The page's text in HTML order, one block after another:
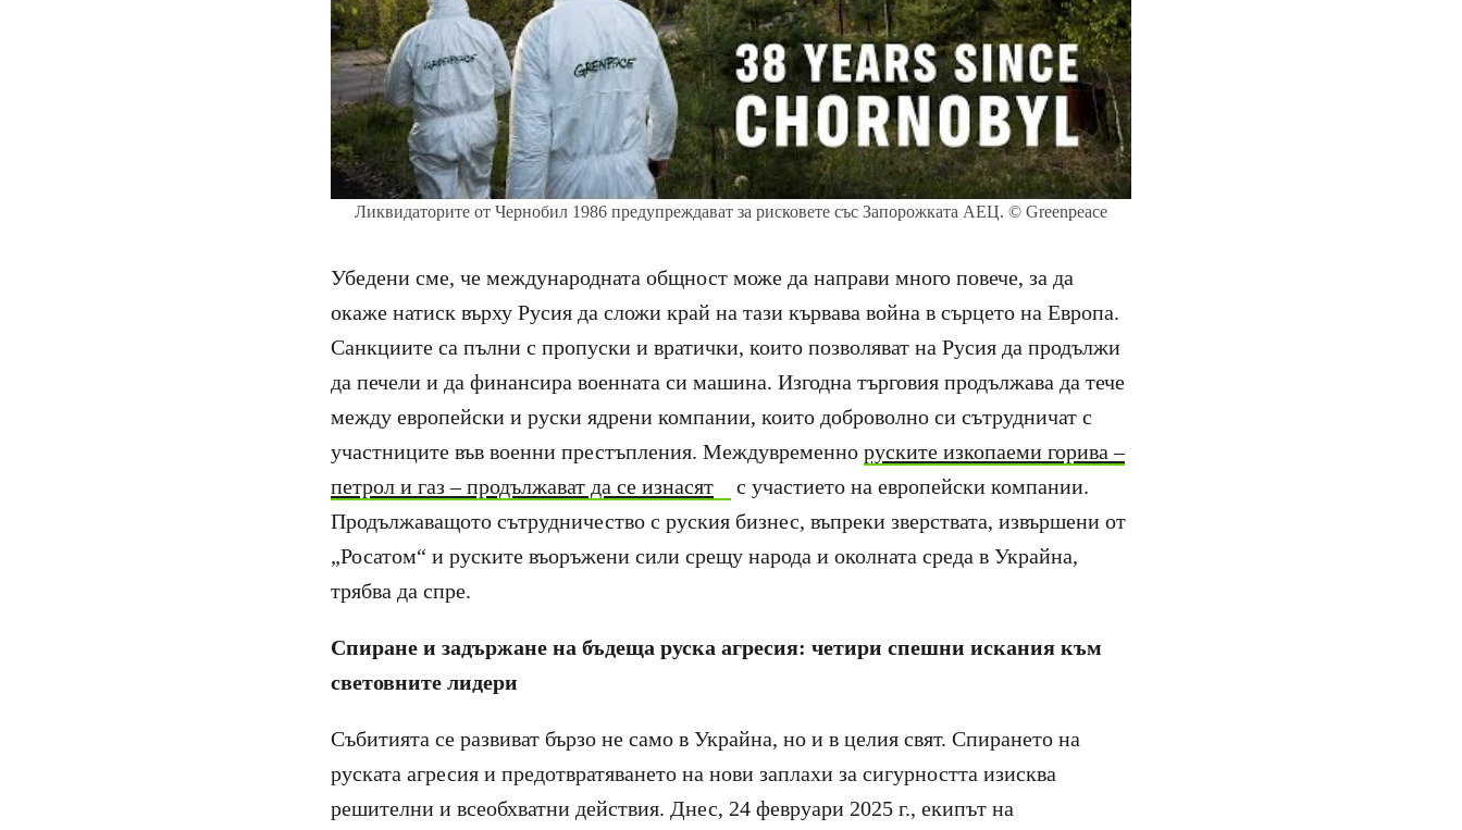
Ликвидаторите от Чернобил 1986 предупреждават за рисковете със Запорожката АЕЦ. © Greenpeace
Убедени сме, че международната общност може да направи много повече, за да
окаже натиск върху Русия да сложи край на тази кървава война в сърцето на Европа.
Санкциите са пълни с пропуски и вратички, които позволяват на Русия да продължи
да печели и да финансира военната си машина. Изгодна търговия продължава да тече
между европейски и руски ядрени компании, които доброволно си сътрудничат с
участниците във военни престъпления. Междувременно руските изкопаеми горива –
петрол и газ – продължават да се изнасят
с участието на европейски компании.
Продължаващото сътрудничество с руския бизнес, въпреки зверствата, извършени от
„Росатом“ и руските въоръжени сили срещу народа и околната среда в Украйна,
трябва да спре.
Спиране и задържане на бъдеща руска агресия: четири спешни искания към
световните лидери
Събитията се развиват бързо не само в Украйна, но и в целия свят. Спирането на
руската агресия и предотвратяването на нови заплахи за сигурността изисква
решителни и всеобхватни действия. Днес, 24 февруари 2025 г., екипът на